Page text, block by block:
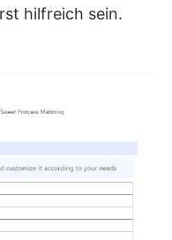
hilfreich sein.